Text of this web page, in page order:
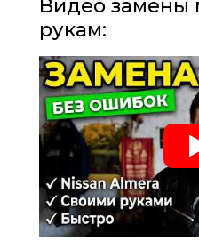
Видео замены
рукам: